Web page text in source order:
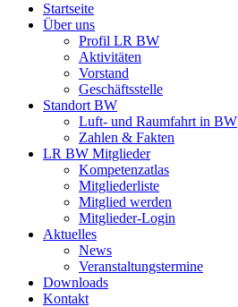
Startseite
Über uns
Profil LR BW
Aktivitäten
Vorstand
Geschäftsstelle
Standort BW
Luft- und Raumfahrt in BW
Zahlen & Fakten
LR BW Mitglieder
Kompetenzatlas
Mitgliederliste
Mitglied werden
Mitglieder-Login
Aktuelles
News
Veranstaltungstermine
Downloads
Kontakt